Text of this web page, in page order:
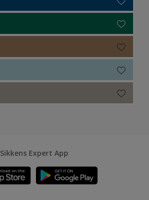
Sikkens Expert App